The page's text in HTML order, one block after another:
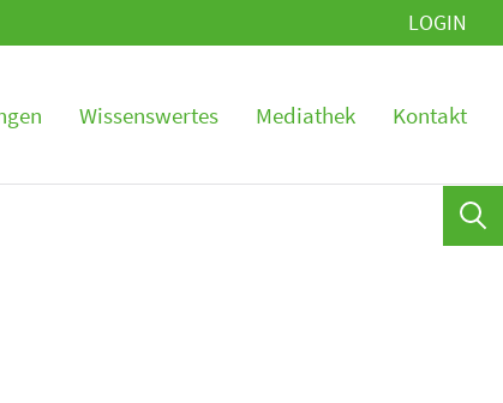
LOGIN
Wissenswertes Mediathek Kontakt